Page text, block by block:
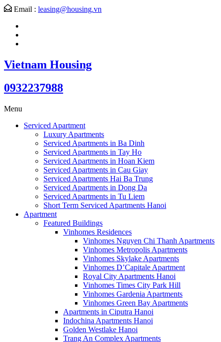
Email : leasing@housing.vn
Vietnam Housing
0932237988
Menu
Serviced Apartment
Luxury Apartments
Serviced Apartments in Ba Dinh
Serviced Apartments in Tay Ho
Serviced Apartments in Hoan Kiem
Serviced Apartments in Cau Giay
Serviced Apartments Hai Ba Trung
Serviced Apartments in Dong Da
Serviced Apartments in Tu Liem
Short Term Serviced Apartments Hanoi
Apartment
Featured Buildings
Vinhomes Residences
Vinhomes Nguyen Chi Thanh Apartments
Vinhomes Metropolis Apartments
Vinhomes Skylake Apartments
Vinhomes D’Capitale Apartment
Royal City Apartments Hanoi
Vinhomes Times City Park Hill
Vinhomes Gardenia Apartments
Vinhomes Green Bay Apartments
Apartments in Ciputra Hanoi
Indochina Apartments Hanoi
Golden Westlake Hanoi
Trang An Complex Apartments